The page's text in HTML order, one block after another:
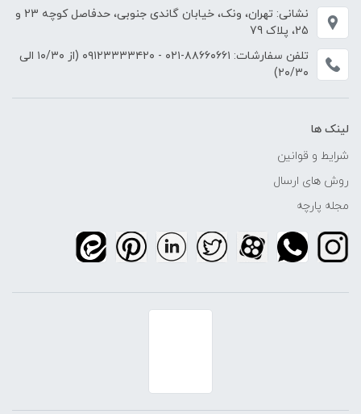
نشانی: تهران، ونک، خیابان گاندی جنوبی، حدفاصل کوچه 23 و
25، پلاک 79
تلفن سفارشات: ۸۸۶۶۰۶۶۱-۰۲۱ - ۰۹۱۲۳۳۳۳۴۲۰
(از ۱۰/۳۰ الی
۲۰/۳۰)
لینک ها
شرایط و قوانین
روش های ارسال
مجله پارچه